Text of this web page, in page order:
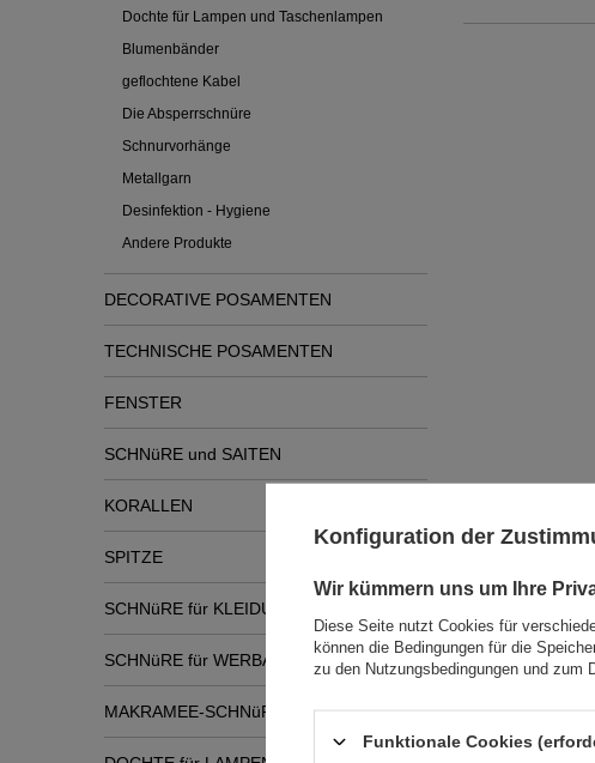
Dochte für Lampen und Taschenlampen
Blumenbänder
geflochtene Kabel
Die Absperrschnüre
Schnurvorhänge
Metallgarn
Desinfektion - Hygiene
Andere Produkte
DECORATIVE POSAMENTEN
TECHNISCHE POSAMENTEN
FENSTER
SCHNüRE und SAITEN
KORALLEN
SPITZE
SCHNüRE für KLEIDUNG
SCHNüRE für WERBATASCHEN
MAKRAMEE-SCHNüRE
PA -
PP –
WS -
Konfiguration der
Wir kümmern uns um Ihre
Diese Seite nutzt Cookies für
können die Bedingungen für die
zu den Nutzungsbedingungen und zum
Funktionale Cookies